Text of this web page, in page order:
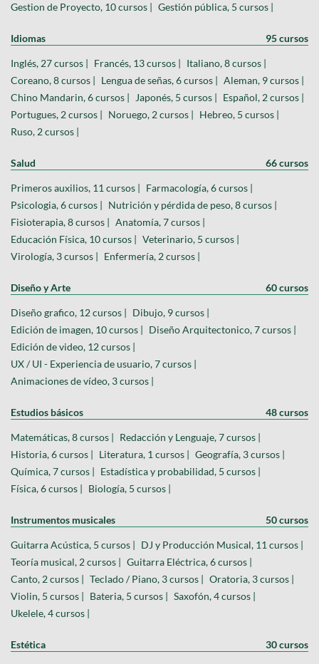
Gestion de Proyecto, 10 cursos | Gestión pública, 5 cursos |
Idiomas 95 cursos
Inglés, 27 cursos | Francés, 13 cursos | Italiano, 8 cursos |
Coreano, 8 cursos | Lengua de señas, 6 cursos | Aleman, 9 cursos |
Chino Mandarin, 6 cursos |
Japonés, 5 cursos | Español, 2 cursos |
Portugues, 2 cursos | Noruego, 2 cursos | Hebreo, 5 cursos |
Ruso, 2 cursos |
Salud 66 cursos
Primeros auxilios, 11 cursos | Farmacología, 6 cursos |
Psicologia, 6 cursos | Nutrición y pérdida de peso, 8 cursos |
Fisioterapia, 8 cursos | Anatomía, 7 cursos |
Educación Física, 10 cursos | Veterinario, 5 cursos |
Virología, 3 cursos | Enfermería, 2 cursos |
Diseño y Arte 60 cursos
Diseño grafico, 12 cursos | Dibujo, 9 cursos |
Edición de imagen, 10 cursos | Diseño Arquitectonico, 7 cursos |
Edición de video, 12 cursos |
UX / UI - Experiencia de usuario, 7 cursos |
Animaciones de vídeo, 3 cursos |
Estudios básicos 48 cursos
Matemáticas, 8 cursos | Redacción y Lenguaje, 7 cursos |
Historia, 6 cursos | Literatura, 1 cursos | Geografía, 3 cursos |
Química, 7 cursos | Estadística y probabilidad, 5 cursos |
Física, 6 cursos | Biología, 5 cursos |
Instrumentos musicales 50 cursos
Guitarra Acústica, 5 cursos | DJ y Producción Musical, 11 cursos |
Teoría musical, 2 cursos | Guitarra Eléctrica, 6 cursos |
Canto, 2 cursos | Teclado / Piano, 3 cursos | Oratoria, 3 cursos |
Violin, 5 cursos | Bateria, 5 cursos | Saxofón, 4 cursos |
Ukelele, 4 cursos |
Estética 30 cursos